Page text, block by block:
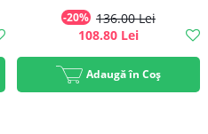
-20% 136.00 Lei
108.80 Lei
Adaugă în Coș